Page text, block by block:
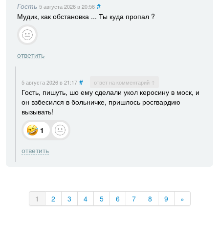
Гость 5 августа 2026 в 20:56 #
Мудик, как обстановка ... Ты куда пропал ?
ответить
5 августа 2026 в 21:17 # ответ на комментарий ↑
Гость, пишуть, шо ему сделали укол керосину в моск, и
он взбесился в больничке, пришлось росгвардию
вызывать!
1
ответить
1 2 3 4 5 6 7 8 9 »